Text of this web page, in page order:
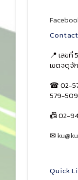
Contact
📍 เลขที่
เขตจตุจั
☎ 02-
579-
📠 02-
✉
Quick